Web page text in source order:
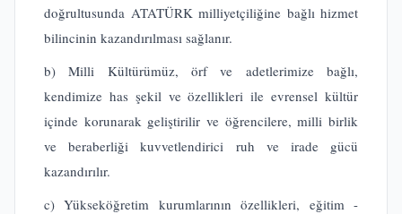
doğrultusunda ATATÜRK milliyetçiliğine bağlı hizmet
bilincinin kazandırılması sağlanır.
b) Milli Kültürümüz, örf ve adetlerimize bağlı,
kendimize has şekil ve özellikleri ile evrensel kültür
içinde korunarak geliştirilir ve öğrencilere, milli birlik
ve beraberliği kuvvetlendirici ruh ve irade gücü
kazandırılır.
c) Yükseköğretim kurumlarının özellikleri, eğitim -